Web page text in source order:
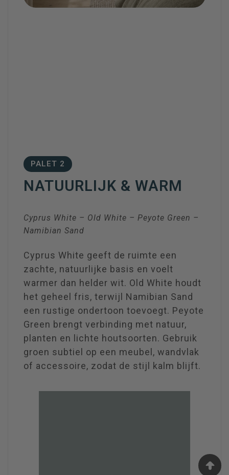
PALET 2
NATUURLIJK & WARM
Cyprus White – Old White – Peyote Green –
Namibian Sand
Cyprus White geeft de ruimte een
zachte, natuurlijke basis en voelt
warmer dan helder wit. Old White houdt
het geheel fris, terwijl Namibian Sand
een rustige ondertoon toevoegt. Peyote
Green brengt verbinding met natuur,
planten en lichte houtsoorten. Gebruik
groen subtiel op een meubel, wandvlak
of accessoire, zodat de stijl kalm blijft.